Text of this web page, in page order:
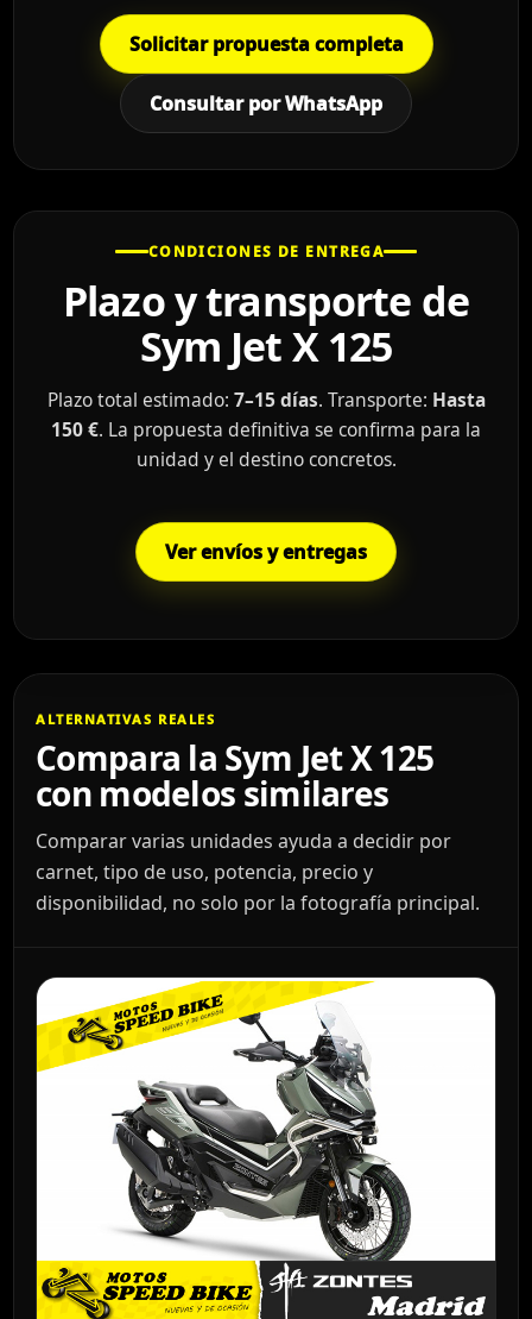
Solicitar propuesta completa
Consultar por WhatsApp
CONDICIONES DE ENTREGA
Plazo y transporte de
Sym Jet X 125
Plazo total estimado: 7–15 días. Transporte: Hasta
150 €. La propuesta definitiva se confirma para la
unidad y el destino concretos.
Ver envíos y entregas
ALTERNATIVAS REALES
Compara la Sym Jet X 125
con modelos similares
Comparar varias unidades ayuda a decidir por
carnet, tipo de uso, potencia, precio y
disponibilidad, no solo por la fotografía principal.